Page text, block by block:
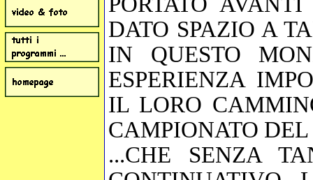
DATO SPAZIO A
IN QUESTO
ESPERIENZA
IL LORO
CAMPIONATO
...CHE SENZA